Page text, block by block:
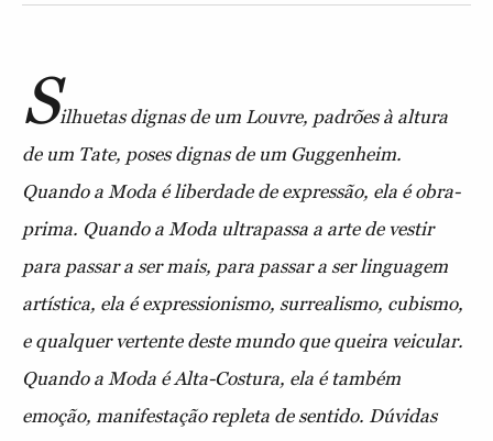
Silhuetas dignas de um Louvre, padrões à altura
de um Tate, poses dignas de um Guggenheim.
Quando a Moda é liberdade de expressão, ela é obra-
prima. Quando a Moda ultrapassa a arte de vestir
para passar a ser mais, para passar a ser linguagem
artística, ela é expressionismo, surrealismo, cubismo,
e qualquer vertente deste mundo que queira veicular.
Quando a Moda é Alta-Costura, ela é também
emoção, manifestação repleta de sentido. Dúvidas